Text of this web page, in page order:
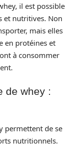
il est possible
et nutritives. Non
mais elles
en protéines et
à consommer
de whey :
permettent de se
nutritionnels.